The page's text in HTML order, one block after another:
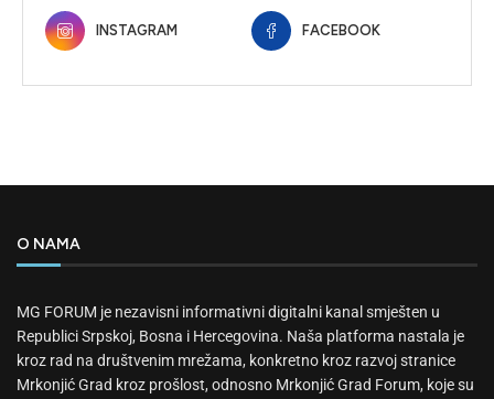
INSTAGRAM FACEBOOK
O NAMA
MG FORUM je nezavisni informativni digitalni kanal smješten u
Republici Srpskoj, Bosna i Hercegovina. Naša platforma nastala je
kroz rad na društvenim mrežama, konkretno kroz razvoj stranice
Mrkonjić Grad kroz prošlost, odnosno Mrkonjić Grad Forum, koje su